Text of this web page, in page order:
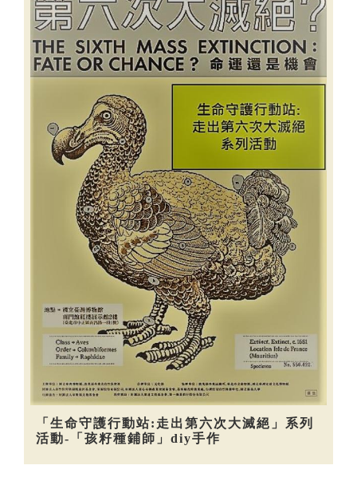
「生命守護行動站:走出第六次大滅絕」系列
活動-「孩籽種鋪師」diy手作